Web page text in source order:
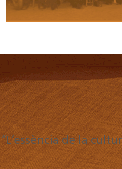
“L’essència de la